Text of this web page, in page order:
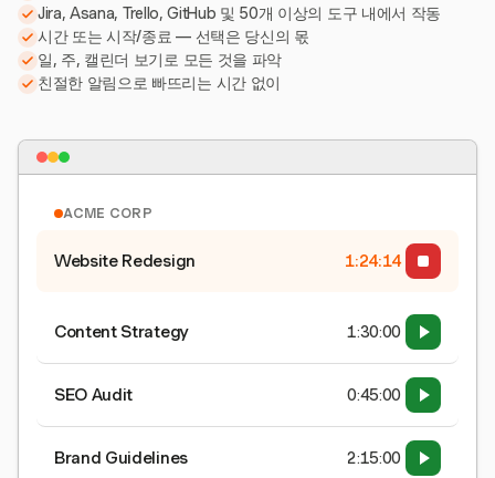
Jira, Asana, Trello, GitHub 및 50개 이상의 도구 내에서 작동
시간 또는 시작/종료 — 선택은 당신의 몫
일, 주, 캘린더 보기로 모든 것을 파악
친절한 알림으로 빠뜨리는 시간 없이
ACME CORP
Website Redesign 1:24:15
Content Strategy 1:30:00
SEO Audit 0:45:00
Brand Guidelines 2:15:00